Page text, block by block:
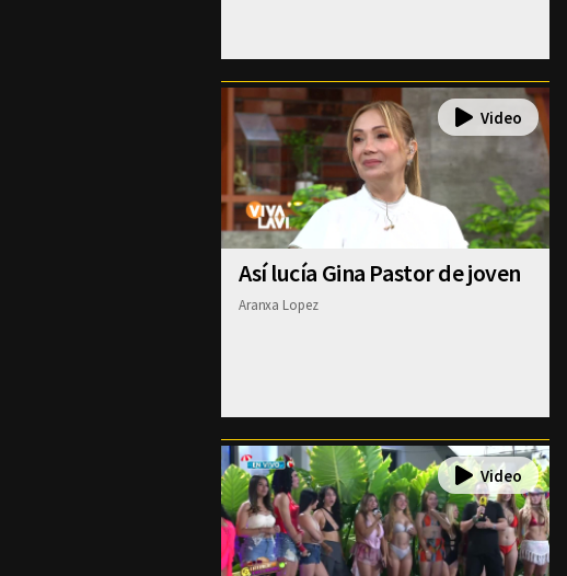
Así lucía Gina Pastor de joven
Aranxa Lopez